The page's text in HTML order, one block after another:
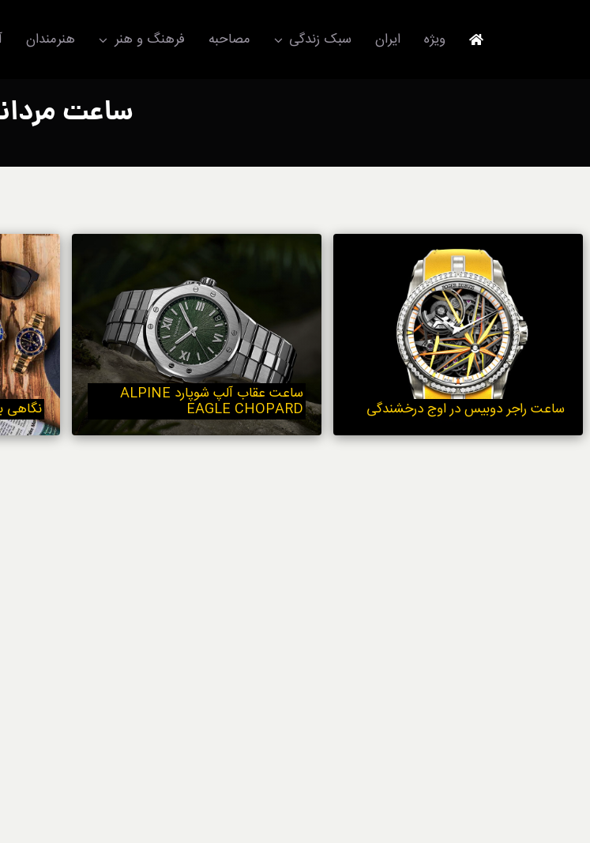
ویژه ایران سبک زندگی
ورزش/ سلامت/ زیبایی
خوردنی‌ها
استایل
مصاحبه فرهنگ و هنر هنرمندان
ساعت
ساعت راجر دوبیس در اوج درخشندگی
ساعت عقاب آلپ شوپارد ALPINE
EAGLE CHOPARD نگاهی به 15 ساعت